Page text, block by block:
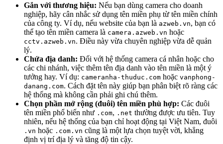
Gắn với thương hiệu: Nếu bạn dùng camera cho doanh
nghiệp, hãy cân nhắc sử dụng tên miền phụ từ tên miền chính
của công ty. Ví dụ, nếu website của bạn là azweb.vn, bạn có
thể tạo tên miền camera là camera.azweb.vn hoặc
cctv.azweb.vn. Điều này vừa chuyên nghiệp vừa dễ quản
lý.
Chứa địa danh: Đối với hệ thống camera cá nhân hoặc cho
các chi nhánh, việc thêm tên địa danh vào tên miền là một ý
tưởng hay. Ví dụ: cameranha-thuduc.com hoặc vanphong-
danang.com. Cách đặt tên này giúp bạn phân biệt rõ ràng các
hệ thống mà không cần phải ghi chú thêm.
Chọn phần mở rộng (đuôi) tên miền phù hợp: Các đuôi
tên miền phổ biến như .com, .net thường được ưu tiên. Tuy
nhiên, nếu hệ thống của bạn chỉ hoạt động tại Việt Nam, đuôi
.vn hoặc .com.vn cũng là một lựa chọn tuyệt vời, khẳng
định vị trí địa lý và tăng độ tin cậy.